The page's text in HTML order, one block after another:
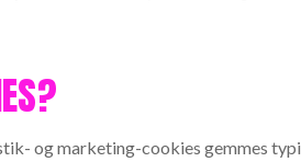
og marketing-cookies gemmes